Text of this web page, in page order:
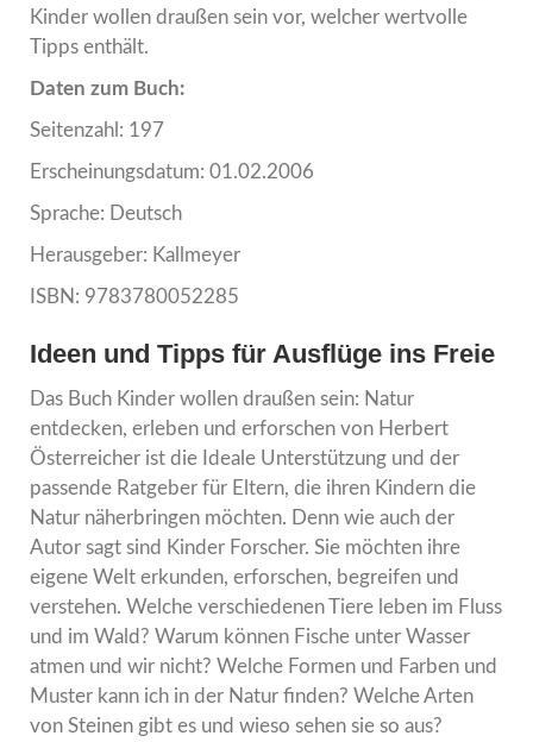
Kinder wollen draußen sein vor, welcher wertvolle
Tipps enthält.
Daten zum Buch:
Seitenzahl: 197
Erscheinungsdatum: 01.02.2006
Sprache: Deutsch
Herausgeber: Kallmeyer
ISBN: 9783780052285
Ideen und Tipps für Ausflüge ins Freie
Das Buch Kinder wollen draußen sein: Natur
entdecken, erleben und erforschen von Herbert
Österreicher ist die Ideale Unterstützung und der
passende Ratgeber für Eltern, die ihren Kindern die
Natur näherbringen möchten. Denn wie auch der
Autor sagt sind Kinder Forscher. Sie möchten ihre
eigene Welt erkunden, erforschen, begreifen und
verstehen. Welche verschiedenen Tiere leben im Fluss
und im Wald? Warum können Fische unter Wasser
atmen und wir nicht? Welche Formen und Farben und
Muster kann ich in der Natur finden? Welche Arten
von Steinen gibt es und wieso sehen sie so aus?